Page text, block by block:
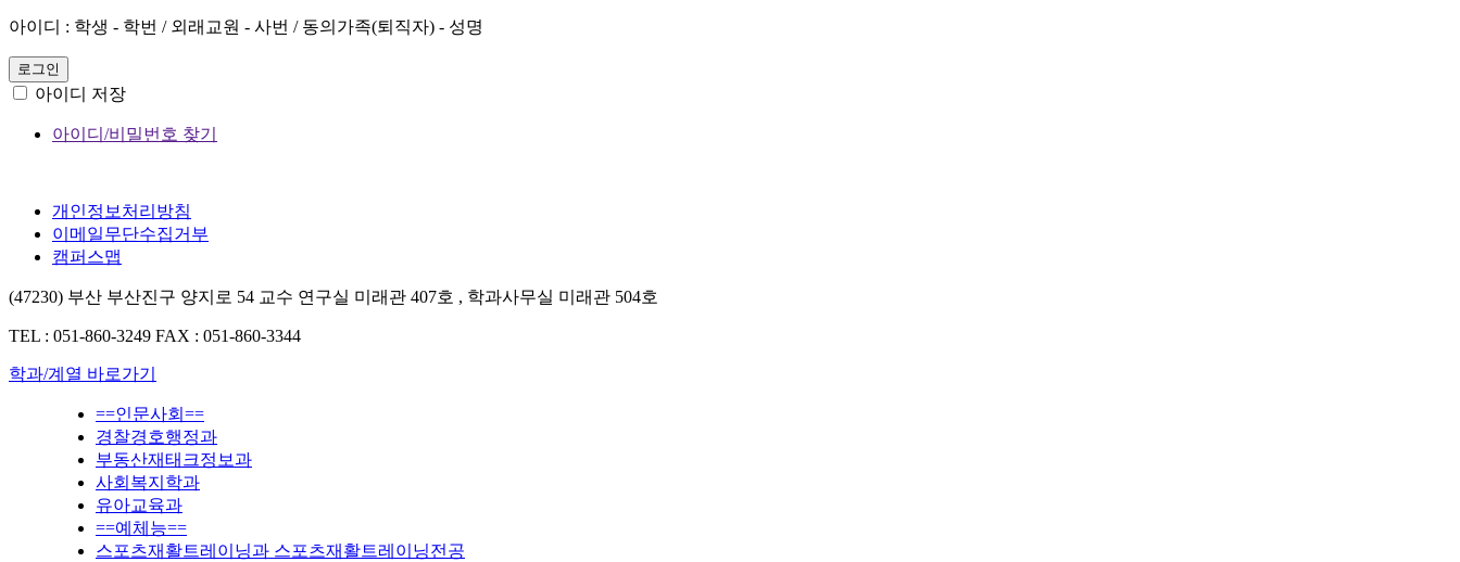
아이디 : 학생 - 학번 / 외래교원 - 사번 / 동의가족(퇴직자) - 성명
로그인
아이디 저장
아이디/비밀번호 찾기
개인정보처리방침
이메일무단수집거부
캠퍼스맵
(47230) 부산 부산진구 양지로 54 교수 연구실 미래관 407호 , 학과사무실 미래관 504호
TEL : 051-860-3249 FAX : 051-860-3344
학과/계열 바로가기
==인문사회==
경찰경호행정과
부동산재태크정보과
사회복지학과
유아교육과
==예체능==
스포츠재활트레이닝과 스포츠재활트레이닝전공